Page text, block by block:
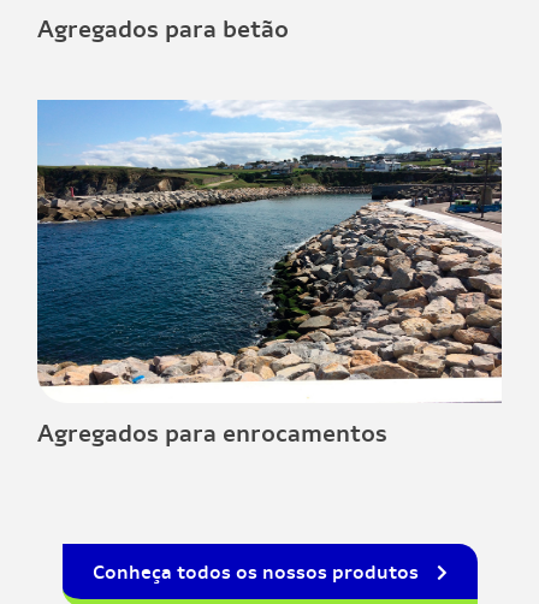
Agregados para betão
Agregados para enrocamentos
Conheça todos os nossos produtos